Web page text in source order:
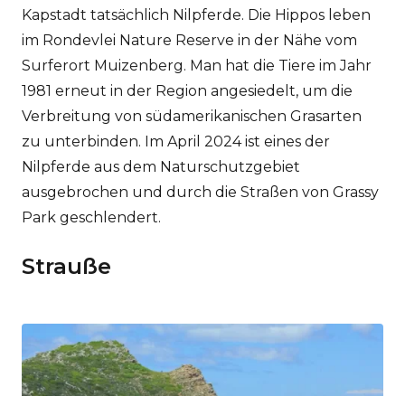
Kapstadt tatsächlich Nilpferde. Die Hippos leben
im Rondevlei Nature Reserve in der Nähe vom
Surferort Muizenberg. Man hat die Tiere im Jahr
1981 erneut in der Region angesiedelt, um die
Verbreitung von südamerikanischen Grasarten
zu unterbinden. Im April 2024 ist eines der
Nilpferde aus dem Naturschutzgebiet
ausgebrochen und durch die Straßen von Grassy
Park geschlendert.
Strauße